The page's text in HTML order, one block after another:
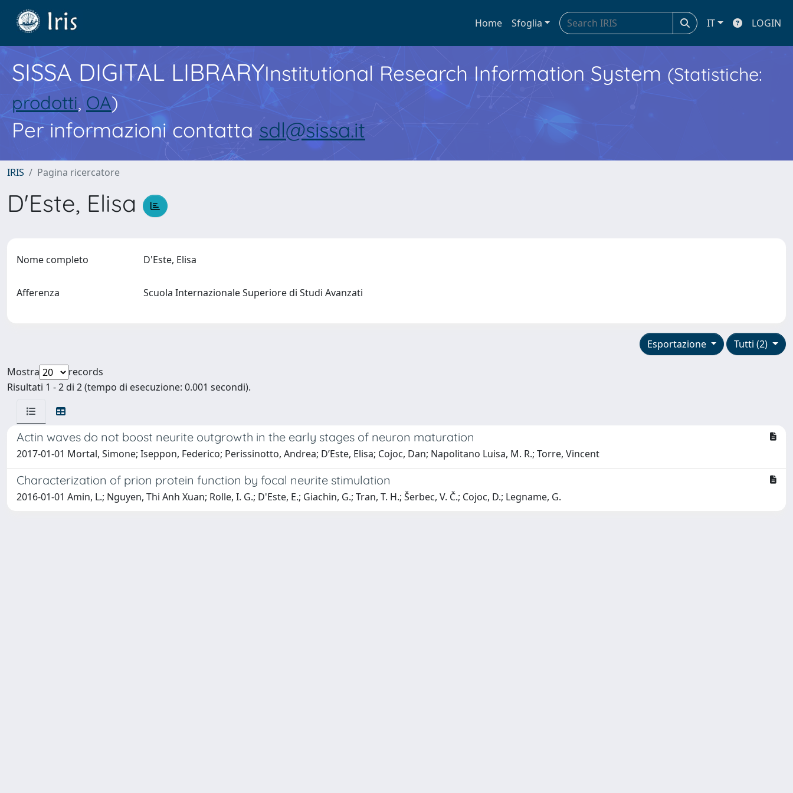
Home Sfoglia IT LOGIN
SISSA DIGITAL LIBRARYInstitutional Research Information System (Statistiche:
prodotti, OA)
Per informazioni contatta sdl@sissa.it
IRIS Pagina ricercatore
D'Este, Elisa
Nome completo D'Este, Elisa
Afferenza Scuola Internazionale Superiore di Studi Avanzati
Tutti (2)
Esportazione
Mostra
records
Risultati 1 - 2 di 2 (tempo di esecuzione: 0.001 secondi).
Actin waves do not boost neurite outgrowth in the early stages of neuron maturation
2017-01-01 Mortal, Simone; Iseppon, Federico; Perissinotto, Andrea; D’Este, Elisa; Cojoc, Dan; Napolitano Luisa, M. R.; Torre, Vincent
Characterization of prion protein function by focal neurite stimulation
2016-01-01 Amin, L.; Nguyen, Thi Anh Xuan; Rolle, I. G.; D'Este, E.; Giachin, G.; Tran, T. H.; Šerbec, V. Č.; Cojoc, D.; Legname, G.